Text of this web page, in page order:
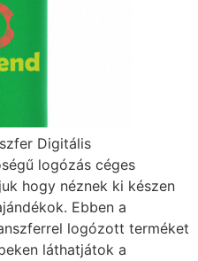
Digitális
logózás céges
hogy néznek ki készen
Ebben a
logózott terméket
láthatjátok a